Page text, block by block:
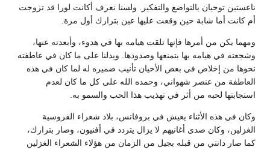
ناعستين توحيان بالتواضع والتفكير. ولسنا نعرف أكانت لورا قد تزوجت
أم كانت أما شابة حين وقعت عليها عين بترارك أول مرة.
ومهما يكن من أمرها فإنها تلقت هيامه بها في هدوء، وأبعدته عنها،
وشجعته في هيامه بها بتمنعها وصدودها. ويدلنا على ما كان في عاطفته
نحوها من إخلاص في بعض الأحيان تأنيب ضميره له لما كان في هذه
العاطفة من عنصر شهواني، وحمده الله على كل ما كان لعدم
استجابتها لحبه من أثر في تهذيب هذا الحب والسمو به.
وكان في هذه الأثناء يعيش في بروفانس، بلاد شعراء الفروسية
الغزلين، وكان صدى أغانيهم لا يزال يتردد في أفنيون، وصار بترارك،
كما صار دانتي من قبله بجيل من الزمان من هؤلاء الشعراء الغزلين